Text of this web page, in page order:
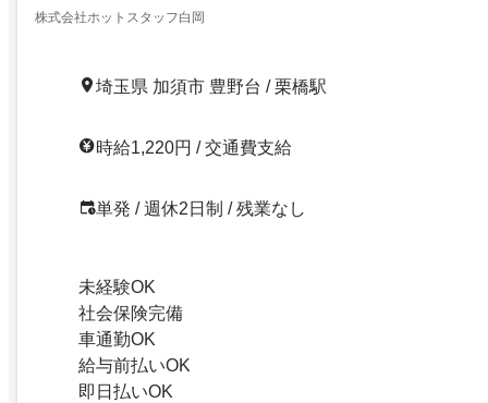
株式会社ホットスタッフ白岡
埼玉県 加須市 豊野台 / 栗橋駅
時給1,220円 / 交通費支給
単発 / 週休2日制 / 残業なし
未経験OK
社会保険完備
車通勤OK
給与前払いOK
即日払いOK